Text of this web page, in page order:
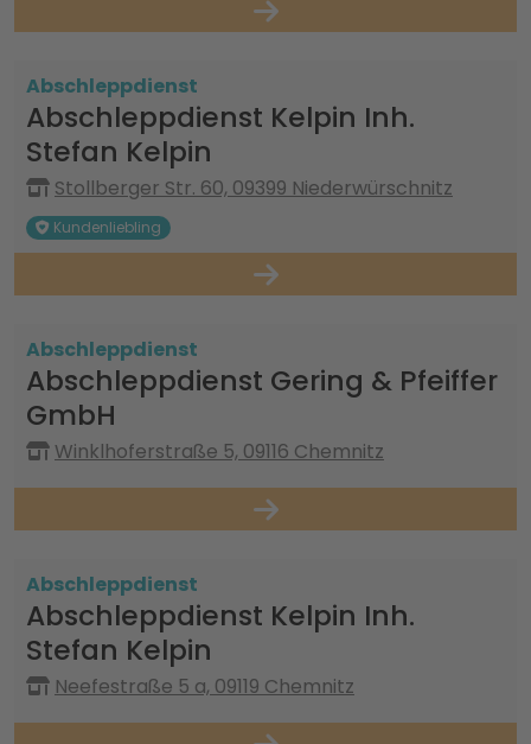
Abschleppdienst
Abschleppdienst Kelpin Inh.
Stefan Kelpin
Stollberger Str. 60, 09399 Niederwürschnitz
Kundenliebling
Abschleppdienst
Abschleppdienst Gering & Pfeiffer
GmbH
Winklhoferstraße 5, 09116 Chemnitz
Abschleppdienst
Abschleppdienst Kelpin Inh.
Stefan Kelpin
Neefestraße 5 a, 09119 Chemnitz